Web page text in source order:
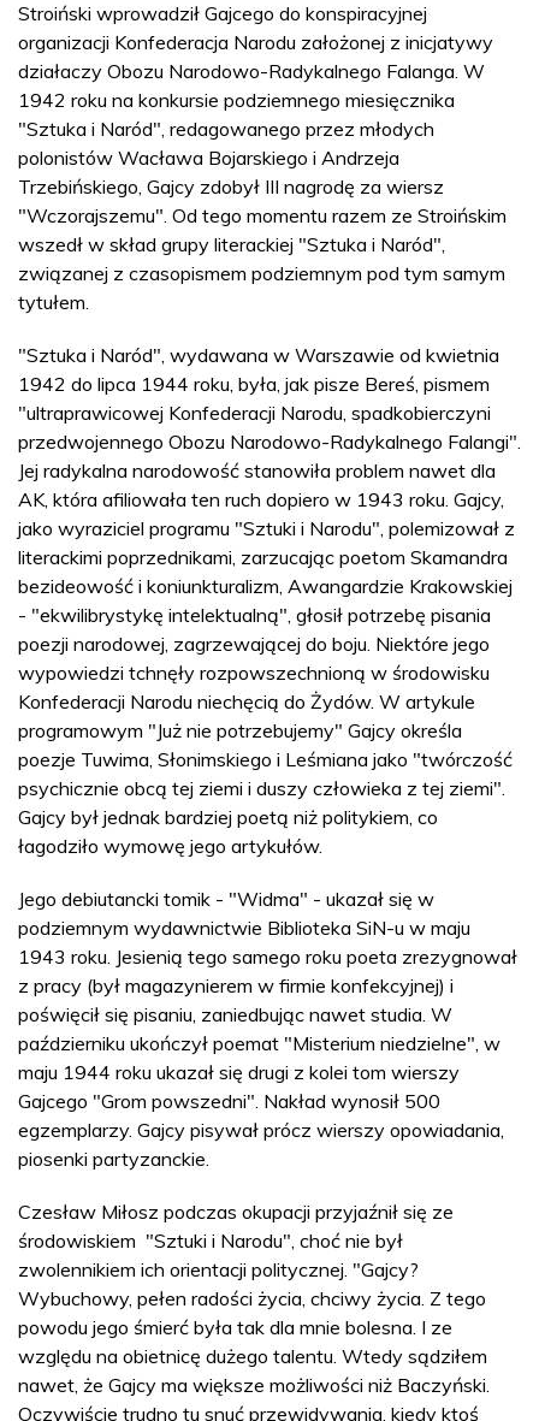
Stroiński wprowadził Gajcego do konspiracyjnej
organizacji Konfederacja Narodu założonej z inicjatywy
działaczy Obozu Narodowo-Radykalnego Falanga. W
1942 roku na konkursie podziemnego miesięcznika
"Sztuka i Naród", redagowanego przez młodych
polonistów Wacława Bojarskiego i Andrzeja
Trzebińskiego, Gajcy zdobył III nagrodę za wiersz
"Wczorajszemu". Od tego momentu razem ze Stroińskim
wszedł w skład grupy literackiej "Sztuka i Naród",
związanej z czasopismem podziemnym pod tym samym
tytułem.
"Sztuka i Naród", wydawana w Warszawie od kwietnia
1942 do lipca 1944 roku, była, jak pisze Bereś, pismem
"ultraprawicowej Konfederacji Narodu, spadkobierczyni
przedwojennego Obozu Narodowo-Radykalnego Falangi".
Jej radykalna narodowość stanowiła problem nawet dla
AK, która afiliowała ten ruch dopiero w 1943 roku. Gajcy,
jako wyraziciel programu "Sztuki i Narodu", polemizował z
literackimi poprzednikami, zarzucając poetom Skamandra
bezideowość i koniunkturalizm, Awangardzie Krakowskiej
- "ekwilibrystykę intelektualną", głosił potrzebę pisania
poezji narodowej, zagrzewającej do boju. Niektóre jego
wypowiedzi tchnęły rozpowszechnioną w środowisku
Konfederacji Narodu niechęcią do Żydów. W artykule
programowym "Już nie potrzebujemy" Gajcy określa
poezje Tuwima, Słonimskiego i Leśmiana jako "twórczość
psychicznie obcą tej ziemi i duszy człowieka z tej ziemi".
Gajcy był jednak bardziej poetą niż politykiem, co
łagodziło wymowę jego artykułów.
Jego debiutancki tomik - "Widma" - ukazał się w
podziemnym wydawnictwie Biblioteka SiN-u w maju
1943 roku. Jesienią tego samego roku poeta zrezygnował
z pracy (był magazynierem w firmie konfekcyjnej) i
poświęcił się pisaniu, zaniedbując nawet studia. W
październiku ukończył poemat "Misterium niedzielne", w
maju 1944 roku ukazał się drugi z kolei tom wierszy
Gajcego "Grom powszedni". Nakład wynosił 500
egzemplarzy. Gajcy pisywał prócz wierszy opowiadania,
piosenki partyzanckie.
Czesław Miłosz podczas okupacji przyjaźnił się ze
środowiskiem "Sztuki i Narodu", choć nie był
zwolennikiem ich orientacji politycznej. "Gajcy?
Wybuchowy, pełen radości życia, chciwy życia. Z tego
powodu jego śmierć była tak dla mnie bolesna. I ze
względu na obietnicę dużego talentu. Wtedy sądziłem
nawet, że Gajcy ma większe możliwości niż Baczyński.
Oczywiście trudno tu snuć przewidywania, kiedy ktoś